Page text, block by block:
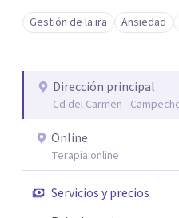
breve, familiar e infantil,
profesional y experiencia
auténtica y comunicación
seguridad emocional y una
de cambio.
Gestión de la ira Ansiedad
Dirección principal
Cd del Carmen -
Online
Terapia online
Servicios y precios